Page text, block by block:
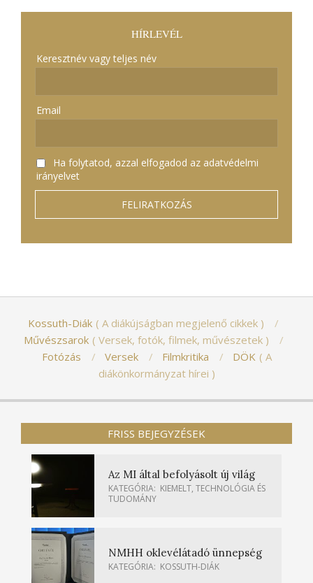
HÍRLEVÉL
Keresztnév vagy teljes név
Email
Ha folytatod, azzal elfogadod az adatvédelmi
irányelvet
Kossuth-Diák
A diákújságban megjelenő cikkek
Művészsarok
Versek, fotók, filmek, művészetek
Fotózás
Versek Filmkritika DÖK
A
diákönkormányzat hírei
FRISS BEJEGYZÉSEK
Az MI által befolyásolt új világ
KATEGÓRIA: KIEMELT, TECHNOLÓGIA ÉS
TUDOMÁNY
NMHH oklevélátadó ünnepség
KATEGÓRIA: KOSSUTH-DIÁK